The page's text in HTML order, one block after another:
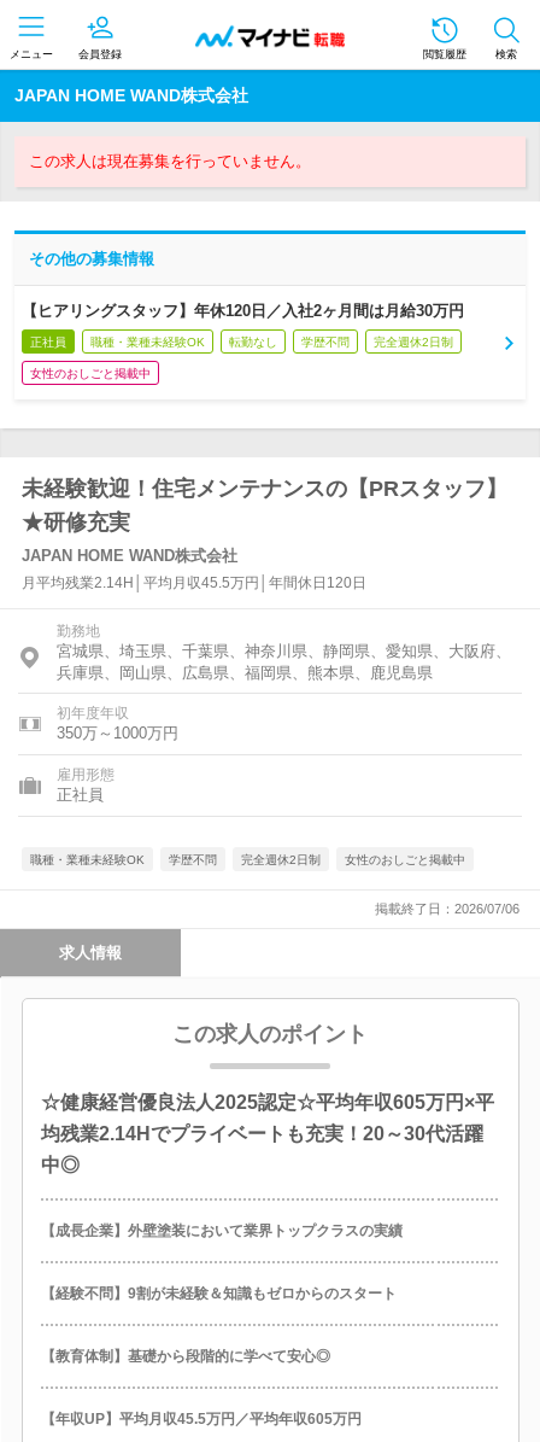
メニュー 会員登録 閲覧履歴 検索
JAPAN HOME WAND株式会社
この求人は現在募集を行っていません。
その他の募集情報
【ヒアリングスタッフ】年休120日／入社2ヶ月間は月給30万円
正社員 職種・業種未経験OK 転勤なし 学歴不問 完全週休2日制
女性のおしごと掲載中
未経験歓迎！住宅メンテナンスの【PRスタッフ】
★研修充実
JAPAN HOME WAND株式会社
月平均残業2.14H│平均月収45.5万円│年間休日120日
勤務地
宮城県、埼玉県、千葉県、神奈川県、静岡県、愛知県、大阪府、
兵庫県、岡山県、広島県、福岡県、熊本県、鹿児島県
初年度年収
350万～1000万円
雇用形態
正社員
職種・業種未経験OK 学歴不問 完全週休2日制 女性のおしごと掲載中
掲載終了日：2026/07/06
求人情報
この求人のポイント
☆健康経営優良法人2025認定☆平均年収605万円×平
均残業2.14Hでプライベートも充実！20～30代活躍
中◎
【成長企業】外壁塗装において業界トップクラスの実績
【経験不問】9割が未経験＆知識もゼロからのスタート
【教育体制】基礎から段階的に学べて安心◎
【年収UP】平均月収45.5万円／平均年収605万円